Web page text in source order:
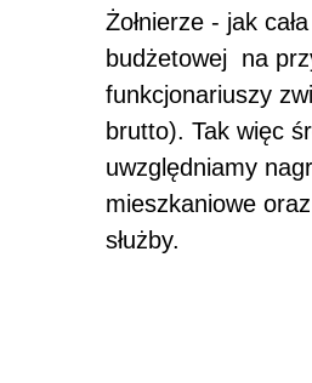
Żołnierze - jak
budżetowej na
funkcjonariuszy
brutto). Tak więc
uwzględniamy
mieszkaniowe
służby.